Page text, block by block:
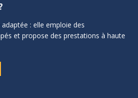
: elle emploie des
et propose des prestations à haute